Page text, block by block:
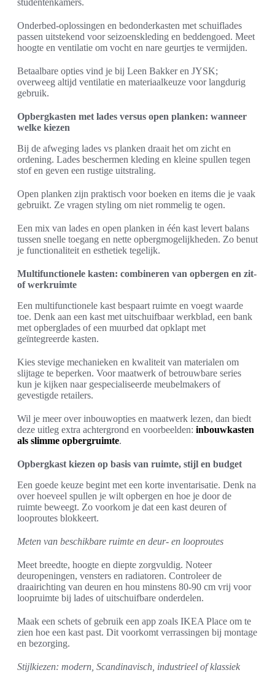
studentenkamers.
Onderbed-oplossingen en bedonderkasten met schuiflades
passen uitstekend voor seizoenskleding en beddengoed. Meet
hoogte en ventilatie om vocht en nare geurtjes te vermijden.
Betaalbare opties vind je bij Leen Bakker en JYSK;
overweeg altijd ventilatie en materiaalkeuze voor langdurig
gebruik.
Opbergkasten met lades versus open planken: wanneer
welke kiezen
Bij de afweging lades vs planken draait het om zicht en
ordening. Lades beschermen kleding en kleine spullen tegen
stof en geven een rustige uitstraling.
Open planken zijn praktisch voor boeken en items die je vaak
gebruikt. Ze vragen styling om niet rommelig te ogen.
Een mix van lades en open planken in één kast levert balans
tussen snelle toegang en nette opbergmogelijkheden. Zo benut
je functionaliteit en esthetiek tegelijk.
Multifunctionele kasten: combineren van opbergen en zit-
of werkruimte
Een multifunctionele kast bespaart ruimte en voegt waarde
toe. Denk aan een kast met uitschuifbaar werkblad, een bank
met opberglades of een muurbed dat opklapt met
geïntegreerde kasten.
Kies stevige mechanieken en kwaliteit van materialen om
slijtage te beperken. Voor maatwerk of betrouwbare series
kun je kijken naar gespecialiseerde meubelmakers of
gevestigde retailers.
Wil je meer over inbouwopties en maatwerk lezen, dan biedt
deze uitleg extra achtergrond en voorbeelden: inbouwkasten
als slimme opbergruimte.
Opbergkast kiezen op basis van ruimte, stijl en budget
Een goede keuze begint met een korte inventarisatie. Denk na
over hoeveel spullen je wilt opbergen en hoe je door de
ruimte beweegt. Zo voorkom je dat een kast deuren of
looproutes blokkeert.
Meten van beschikbare ruimte en deur- en looproutes
Meet breedte, hoogte en diepte zorgvuldig. Noteer
deuropeningen, vensters en radiatoren. Controleer de
draairichting van deuren en hou minstens 80-90 cm vrij voor
loopruimte bij lades of uitschuifbare onderdelen.
Maak een schets of gebruik een app zoals IKEA Place om te
zien hoe een kast past. Dit voorkomt verrassingen bij montage
en bezorging.
Stijlkiezen: modern, Scandinavisch, industrieel of klassiek